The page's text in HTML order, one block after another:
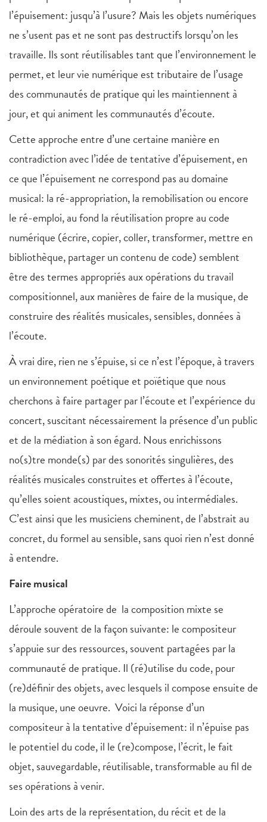
l’épuisement: jusqu’à l’usure? Mais les objets numériques
ne s’usent pas et ne sont pas destructifs lorsqu’on les
travaille. Ils sont réutilisables tant que l’environnement le
permet, et leur vie numérique est tributaire de l’usage
des communautés de pratique qui les maintiennent à
jour, et qui animent les communautés d’écoute.
Cette approche entre d’une certaine manière en
contradiction avec l’idée de tentative d’épuisement, en
ce que l’épuisement ne correspond pas au domaine
musical: la ré-appropriation, la remobilisation ou encore
le ré-emploi, au fond la réutilisation propre au code
numérique (écrire, copier, coller, transformer, mettre en
bibliothèque, partager un contenu de code) semblent
être des termes appropriés aux opérations du travail
compositionnel, aux manières de faire de la musique, de
construire des réalités musicales, sensibles, données à
l’écoute.
À vrai dire, rien ne s’épuise, si ce n’est l’époque, à travers
un environnement poétique et poïétique que nous
cherchons à faire partager par l’écoute et l’expérience du
concert, suscitant nécessairement la présence d’un public
et de la médiation à son égard. Nous enrichissons
no(s)tre monde(s) par des sonorités singulières, des
réalités musicales construites et offertes à l’écoute,
qu’elles soient acoustiques, mixtes, ou intermédiales.
C’est ainsi que les musiciens cheminent, de l’abstrait au
concret, du formel au sensible, sans quoi rien n’est donné
à entendre.
Faire musical
L’approche opératoire de la composition mixte se
déroule souvent de la façon suivante: le compositeur
s’appuie sur des ressources, souvent partagées par la
communauté de pratique. Il (ré)utilise du code, pour
(re)définir des objets, avec lesquels il compose ensuite de
la musique, une oeuvre. Voici la réponse d’un
compositeur à la tentative d’épuisement: il n’épuise pas
le potentiel du code, il le (re)compose, l’écrit, le fait
objet, sauvegardable, réutilisable, transformable au fil de
ses opérations à venir.
Loin des arts de la représentation, du récit et de la